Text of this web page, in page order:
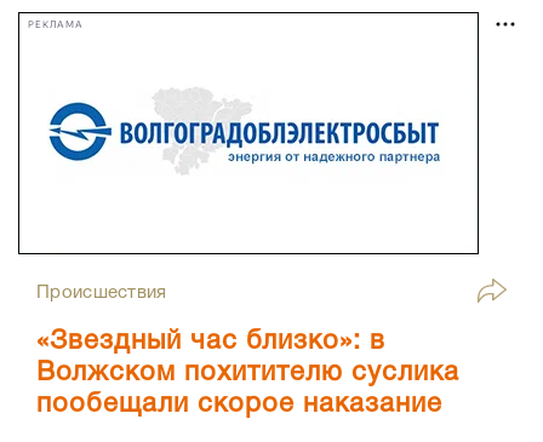
РЕКЛАМА
Происшествия
«Звездный час близко»: в
Волжском похитителю суслика
пообещали скорое наказание